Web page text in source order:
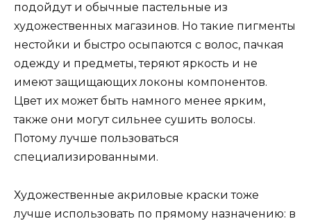
подойдут и обычные пастельные из
художественных магазинов. Но такие пигменты
нестойки и быстро осыпаются с волос, пачкая
одежду и предметы, теряют яркость и не
имеют защищающих локоны компонентов.
Цвет их может быть намного менее ярким,
также они могут сильнее сушить волосы.
Потому лучше пользоваться
специализированными.
Художественные акриловые краски тоже
лучше использовать по прямому назначению: в